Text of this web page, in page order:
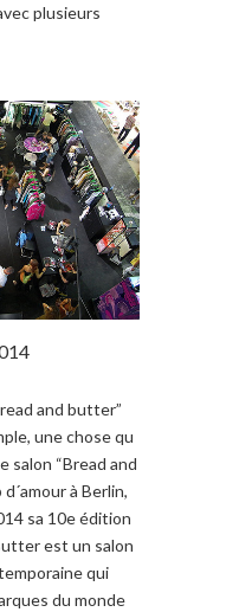
plusieurs
and butter”
une chose qu
salon “Bread and
à Berlin,
sa 10e édition
est un salon
qui
du monde